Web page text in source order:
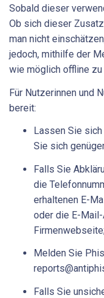
Sobald dieser
Ob sich dieser
man nicht
jedoch, mithilfe der
wie möglich offline zu
Für Nutzerinnen und
bereit:
Lassen Sie
Sie sich
Falls Sie
die
erhaltenen E-
oder die E-
Melden Sie
Falls Sie